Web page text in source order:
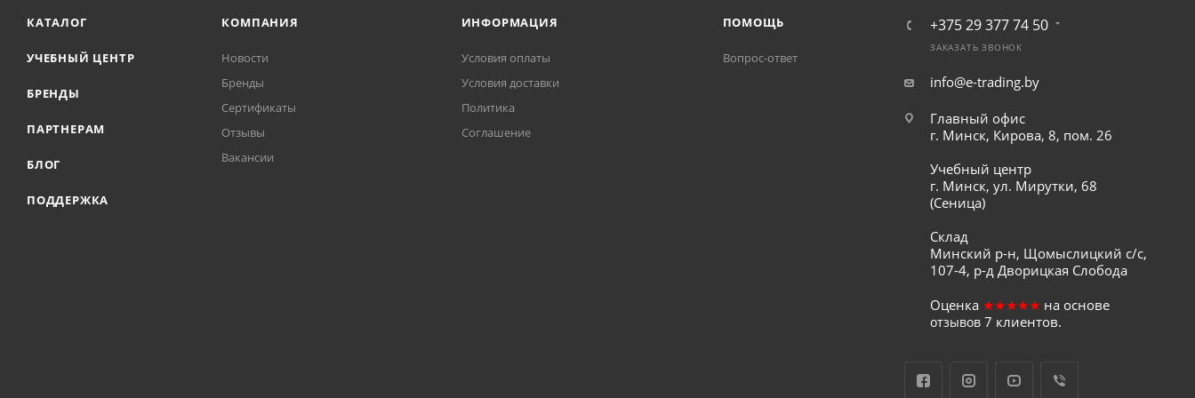
КАТАЛОГ
УЧЕБНЫЙ ЦЕНТР
БРЕНДЫ
ПАРТНЕРАМ
БЛОГ
ПОДДЕРЖКА
КОМПАНИЯ
Новости
Бренды
Сертификаты
Отзывы
Вакансии
ИНФОРМАЦИЯ
Условия оплаты
Условия доставки
Политика
Соглашение
ПОМОЩЬ
Вопрос-ответ
+375 29 377 74 50
ЗАКАЗАТЬ ЗВОНОК
info@e-trading.by
Главный офис
г. Минск, Кирова, 8, пом. 26
Учебный центр
г. Минск, ул. Мирутки, 68
(Сеница)
Склад
Минский р-н, Щомыслицкий с/с,
107-4, р-д Дворицкая Слобода
Оценка ★★★★★ на основе
отзывов 7 клиентов.